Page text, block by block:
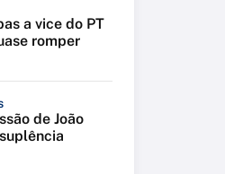
a vice do PT
romper
de João